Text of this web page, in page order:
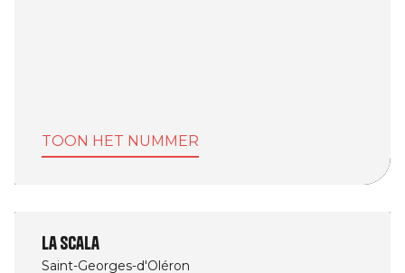
TOON HET NUMMER
La Scala
Saint-Georges-d'Oléron